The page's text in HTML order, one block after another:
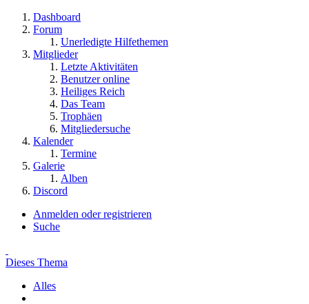
Dashboard
Forum
Unerledigte Hilfethemen
Mitglieder
Letzte Aktivitäten
Benutzer online
Heiliges Reich
Das Team
Trophäen
Mitgliedersuche
Kalender
Termine
Galerie
Alben
Discord
Anmelden oder registrieren
Suche
Dieses Thema
Alles